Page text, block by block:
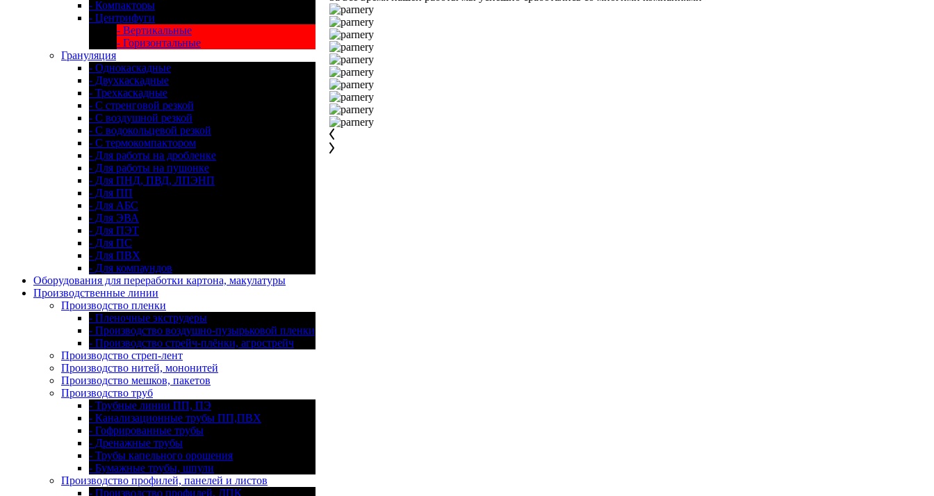
- Компакторы
- Центрифуги
- Вертикальные
- Горизонтальные
Грануляция
- Однокаскадные
- Двухкаскадные
- Трехкаскадные
- С стренговой резкой
- С воздушной резкой
- С водокольцевой резкой
- С термокомпактором
- Для работы на дробленке
- Для работы на пушонке
- Для ПНД, ПВД, ЛПЭНП
- Для ПП
- Для АБС
- Для ЭВА
- Для ПЭТ
- Для ПС
- Для ПВХ
- Для компаундов
Оборудования для переработки картона, макулатуры
Производственные линии
Производство пленки
- Пленочные экструдеры
- Производство воздушно-пузырьковой пленки
- Производство стрейч-плёнки, агрострейч
Производство стреп-лент
Производство нитей, мононитей
Производство мешков, пакетов
Производство труб
- Трубные линии ПП, ПЭ
- Канализационные трубы ПП,ПВХ
- Гофрированные трубы
- Дренажные трубы
- Трубы капельного орошения
- Бумажные трубы, шпули
Производство профилей, панелей и листов
- Производство профилей, ДПК